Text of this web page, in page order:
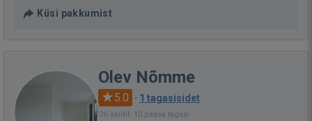
Küsi pakkumist
Olev Nõmme
5.0 · 1 tagasisidet
Oli saidil: 10 päeva tagasi